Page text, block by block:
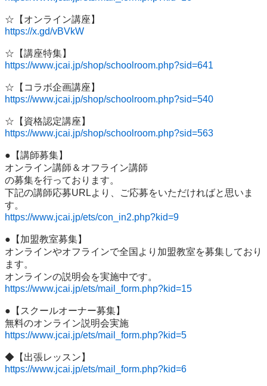
https://x.gd/vBVkW
https://www.jcai.jp/shop/schoolroom.php?sid=641
https://www.jcai.jp/shop/schoolroom.php?sid=540
https://www.jcai.jp/shop/schoolroom.php?sid=563
●【講師募集】
オンライン講師＆オフライン講師
の募集を行っております。
下記の講師応募URLより、ご応募をいただければと思いま
https://www.jcai.jp/ets/con_in2.php?kid=9
●【加盟教室募集】
オンラインやオフラインで全国より加盟教室を募集しており
ます。
https://www.jcai.jp/ets/mail_form.php?kid=15
●【スクールオーナー募集】
https://www.jcai.jp/ets/mail_form.php?kid=5
https://www.jcai.jp/ets/mail_form.php?kid=6